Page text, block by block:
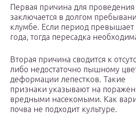
Первая причина для
заключается в долгом
клумбе. Если период превышает
года, тогда пересадка
Вторая причина сводится к
либо недостаточно пышному
деформации лепестков. Такие
признаки указывают на
вредными насекомыми. Как
почва не подходит культуре.